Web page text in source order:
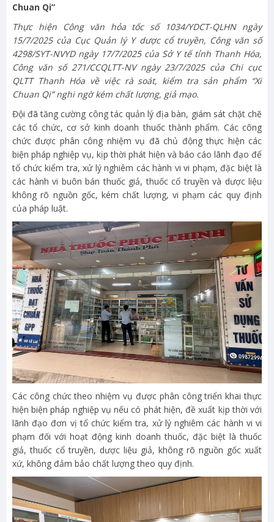
Chuan Qi”
Thực hiện Công văn hỏa tốc số 1034/YDCT-QLHN ngày
15/7/2025 của Cục Quản lý Y dược cổ truyền, Công văn số
4298/SYT-NVYD ngày 17/7/2025 của Sở Y tế tỉnh Thanh Hóa,
Công văn số 271/CCQLTT-NV ngày 23/7/2025 của Chi cục
QLTT Thanh Hóa về việc rà soát, kiểm tra sản phẩm “Xi
Chuan Qi” nghi ngờ kém chất lượng, giả mạo.
Đội đã tăng cường công tác quản lý địa bàn, giám sát chặt chẽ
các tổ chức, cơ sở kinh doanh thuốc thành phẩm. Các công
chức được phân công nhiệm vụ đã chủ động thực hiện các
biện pháp nghiệp vụ, kịp thời phát hiện và báo cáo lãnh đạo để
tổ chức kiểm tra, xử lý nghiêm các hành vi vi phạm, đặc biệt là
các hành vi buôn bán thuốc giả, thuốc cổ truyền và dược liệu
không rõ nguồn gốc, kém chất lượng, vi phạm các quy định
của pháp luật.
Các công chức theo nhiệm vụ được phân công triển khai thực
hiện biện pháp nghiệp vụ nếu có phát hiện, đề xuất kịp thời với
lãnh đạo đơn vị tổ chức kiểm tra, xử lý nghiêm các hành vi vi
phạm đối với hoạt động kinh doanh thuốc, đặc biệt là thuốc
giả, thuốc cổ truyền, dược liệu giả, không rõ nguồn gốc xuất
xứ, không đảm bảo chất lượng theo quy định.